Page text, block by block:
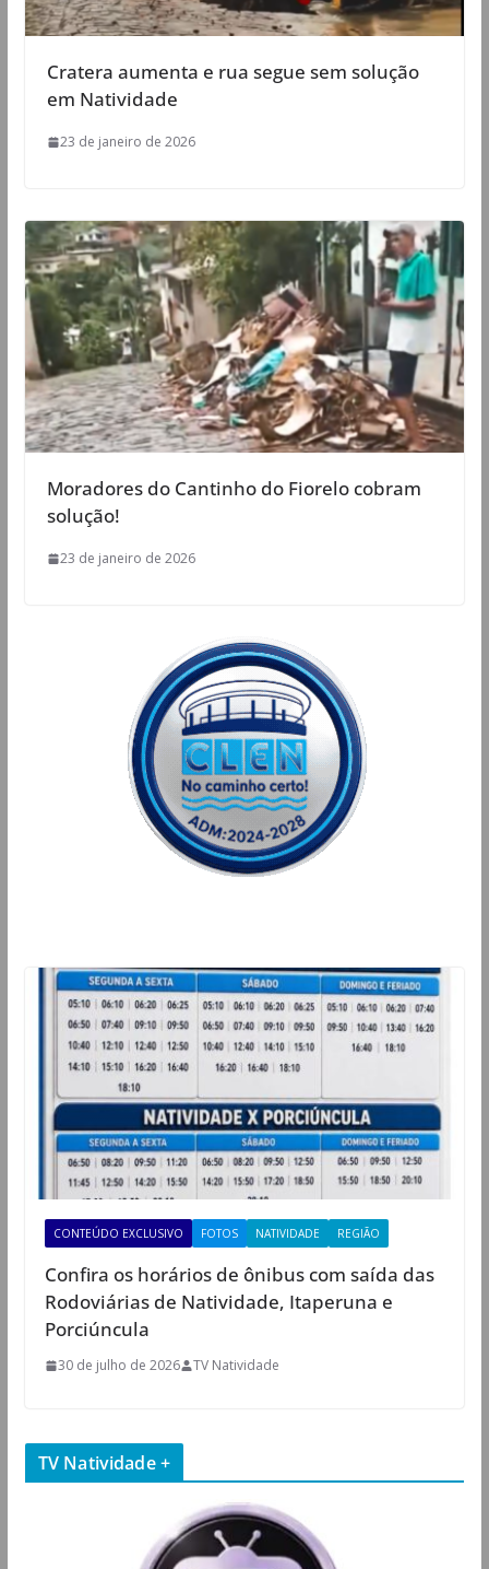
Cratera aumenta e rua segue sem solução
em Natividade
23 de janeiro de 2026
Moradores do Cantinho do Fiorelo cobram
solução!
23 de janeiro de 2026
CONTEÚDO EXCLUSIVO FOTOS NATIVIDADE REGIÃO
Confira os horários de ônibus com saída das
Rodoviárias de Natividade, Itaperuna e
Porciúncula
30 de julho de 2026 TV Natividade
TV Natividade +